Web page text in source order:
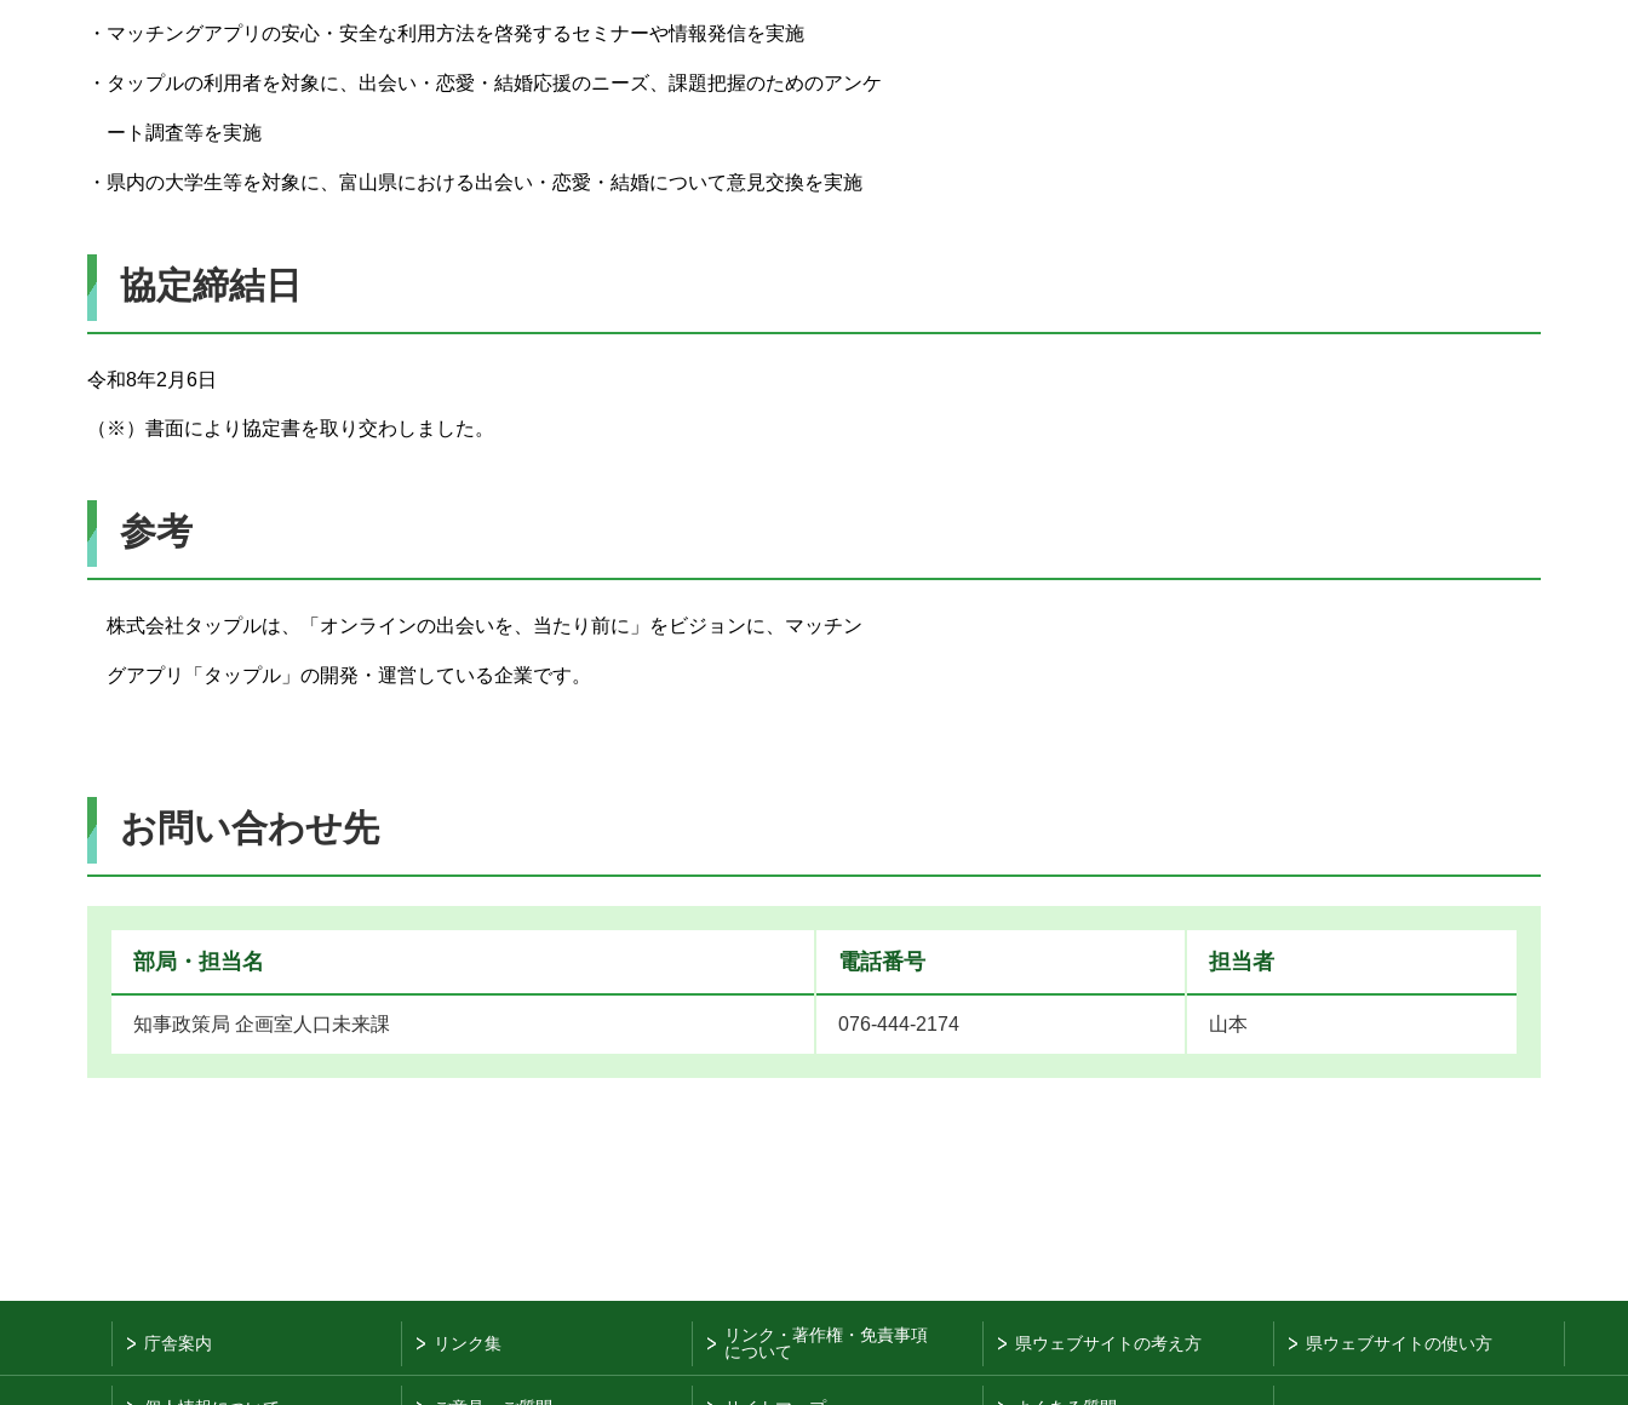
・マッチングアプリの安心・安全な利用方法を啓発するセミナーや情報発信を実施
・タップルの利用者を対象に、出会い・恋愛・結婚応援のニーズ、課題把握のためのアンケ
ート調査等を実施
・県内の大学生等を対象に、富山県における出会い・恋愛・結婚について意見交換を実施
協定締結日
令和8年2月6日
（※）書面により協定書を取り交わしました。
参考
株式会社タップルは、「オンラインの出会いを、当たり前に」をビジョンに、マッチン
グアプリ「タップル」の開発・運営している企業です。
お問い合わせ先
部局・担当名 電話番号 担当者
知事政策局 企画室人口未来課 076-444-2174 山本
庁舎案内 リンク集
リンク・著作権・免責事項
について
県ウェブサイトの考え方 県ウェブサイトの使い方